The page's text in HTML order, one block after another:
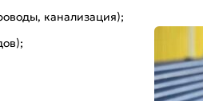
канализация);